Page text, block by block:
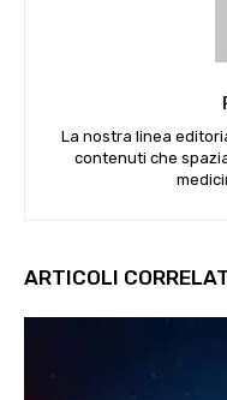
La nostra linea
contenuti che
ARTICOLI